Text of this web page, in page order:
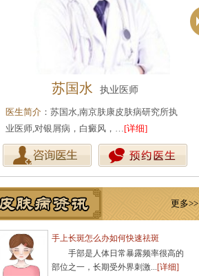
苏国水 执业医师
医生简介 ：苏国水,南京肤康皮肤病研究所执
业医师,对银屑病，白癜风，…[详细]
更多>>
手上长斑怎么办如何快速祛斑
手部是人体日常暴露频率很高的
部位之一，长期受外界刺激...[详细]